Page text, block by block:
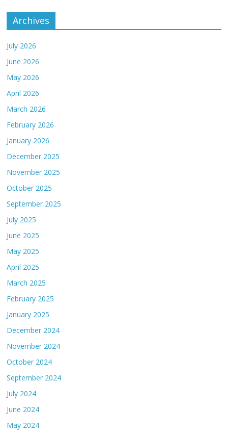
Archives
July 2026
June 2026
May 2026
April 2026
March 2026
February 2026
January 2026
December 2025
November 2025
October 2025
September 2025
July 2025
June 2025
May 2025
April 2025
March 2025
February 2025
January 2025
December 2024
November 2024
October 2024
September 2024
July 2024
June 2024
May 2024